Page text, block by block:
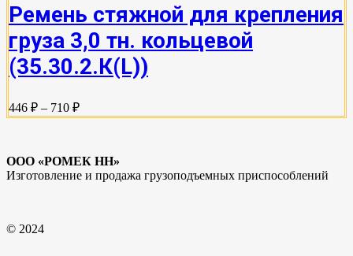
Ремень стяжной для крепления
груза 3,0 тн. кольцевой
(35.30.2.К(L))
446 ₽ – 710 ₽
ООО «РОМЕК НН»
Изготовление и продажа грузоподъемных приспособлений
© 2024